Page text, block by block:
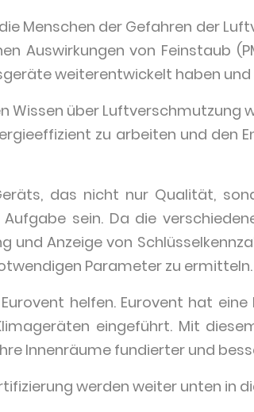
Menschen der Gefahren der
Auswirkungen von Feinstaub
weiterentwickelt haben
Wissen über Luftverschmutzung
zu arbeiten und den
das nicht nur Qualität,
sein. Da die
und Anzeige von
Parameter zu ermitteln.
helfen. Eurovent hat
eingeführt. Mit
Innenräume fundierter und
werden weiter unten in